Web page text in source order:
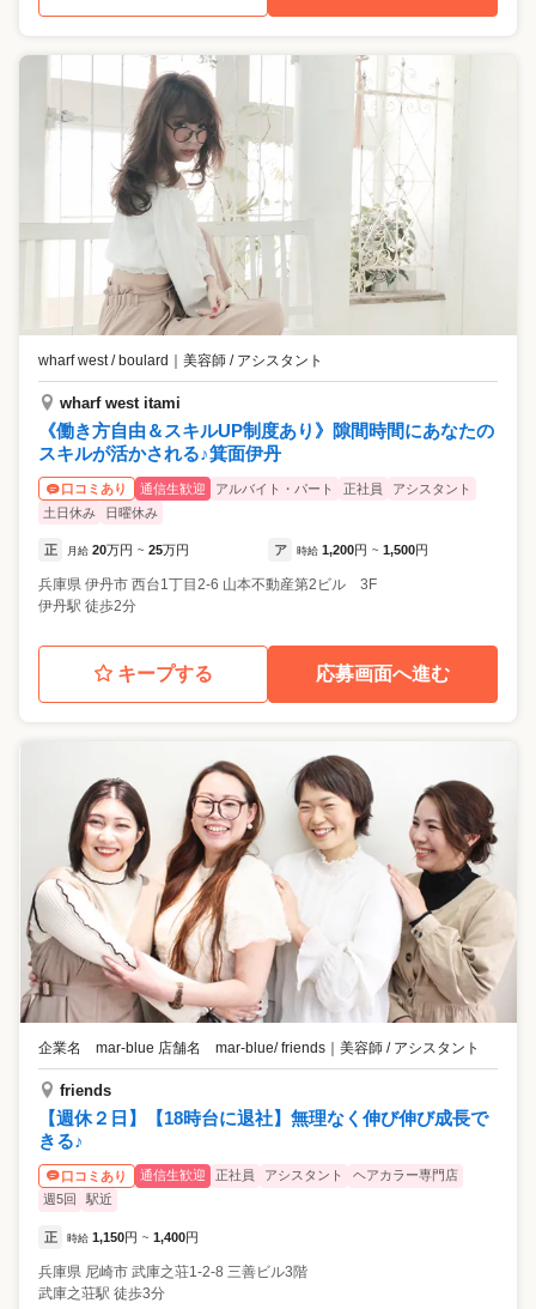
wharf west / boulard 美容師 / アシスタント
wharf west itami
《働き方自由＆スキルUP制度あり》隙間時間にあなたの
スキルが活かされる♪箕面伊丹
口コミあり 通信生歓迎 アルバイト・パート 正社員
アシスタント
土日休み
日曜休み
正 月給 20万円 ~ 25万円 ア 時給 1,200円 ~ 1,500円
兵庫県 伊丹市 西台1丁目2-6 山本不動産第2ビル 3F
伊丹駅 徒歩2分
キープする 応募画面へ進む
企業名 mar-blue 店舗名 mar-blue/ friends ｜ 美容師 / アシスタント
friends
【週休２日】【18時台に退社】無理なく伸び伸び成長で
きる♪
口コミあり 通信生歓迎 正社員 アシスタント
ヘアカラー専門店
週5回
駅近
正 時給 1,150円 ~ 1,400円
兵庫県 尼崎市 武庫之荘1-2-8 三善ビル3階
武庫之荘駅 徒歩3分